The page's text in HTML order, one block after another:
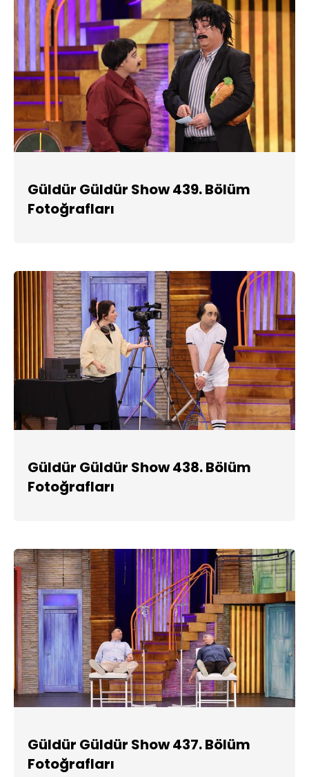
Güldür Güldür Show 439. Bölüm
Fotoğrafları
Güldür Güldür Show 438. Bölüm
Fotoğrafları
Güldür Güldür Show 437. Bölüm
Fotoğrafları